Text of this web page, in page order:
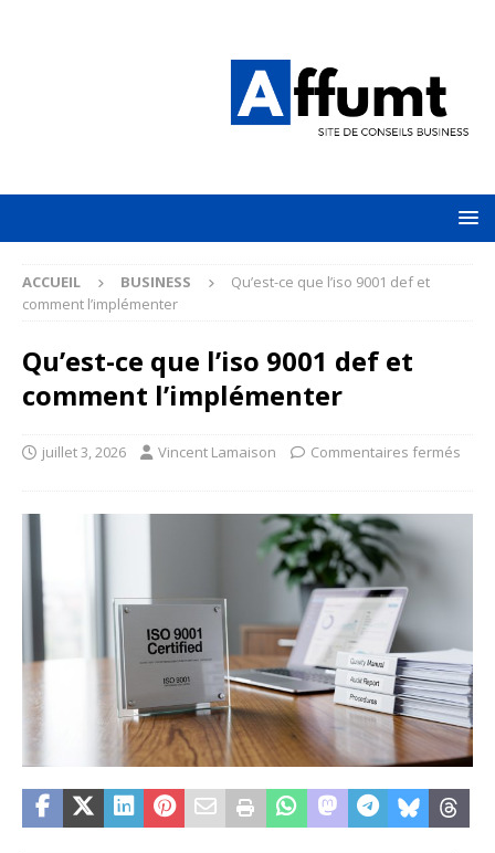
ACCUEIL BUSINESS
Qu’est-ce que l’iso 9001 def et
comment l’implémenter
Qu’est-ce que l’iso 9001 def et
comment l’implémenter
juillet 3, 2026 Vincent Lamaison Commentaires fermés